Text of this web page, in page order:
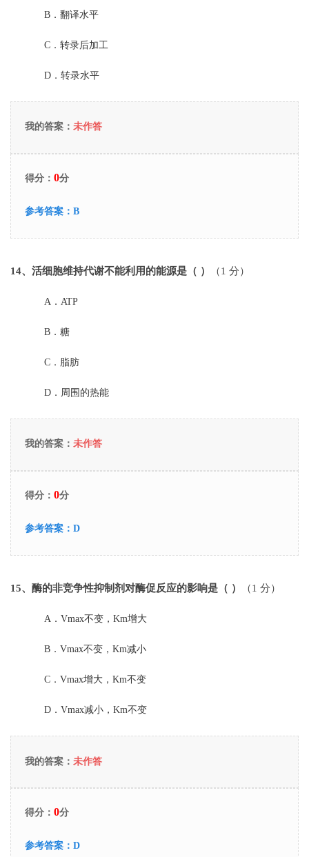
B． 翻译水平
C． 转录后加工
D． 转录水平
我的答案： 未作答
得分： 0分
参考答案： B
14、活细胞维持代谢不能利用的能源是（ ） （1 分）
A． ATP
B． 糖
C． 脂肪
D． 周围的热能
我的答案： 未作答
得分： 0分
参考答案： D
15、酶的非竞争性抑制剂对酶促反应的影响是（ ） （1 分）
A． Vmax不变，Km增大
B． Vmax不变，Km减小
C． Vmax增大，Km不变
D． Vmax减小，Km不变
我的答案： 未作答
得分： 0分
参考答案： D